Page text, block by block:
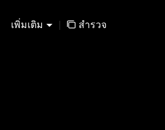
เพิ่มเติม | สำรวจ